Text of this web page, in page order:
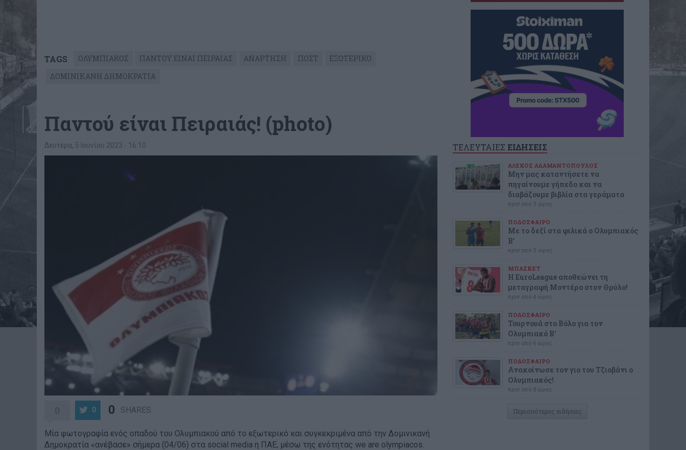
TAGS ΟΛΥΜΠΙΑΚΟΣ ΠΑΝΤΟΥ ΕΙΝΑΙ ΠΕΙΡΑΙΑΣ ΑΝΑΡΤΗΣΗ ΠΟΣΤ
ΕΞΩΤΕΡΙΚΟ
ΔΟΜΙΝΙΚΑΝΗ ΔΗΜΟΚΡΑΤΙΑ
Παντού είναι Πειραιάς! (photo)
Δευτέρα, 5 Ιουνίου 2023 - 16:10
0 SHARES
0
Μία φωτογραφία ενός οπαδού του Ολυμπιακού από το εξωτερικό και συγκεκριμένα από την Δομινικανή
Δημοκρατία «ανέβασε» σήμερα (04/06) στα social media η ΠΑΕ, μέσω της ενότητας we are olympiacos.
ΤΕΛΕΥΤΑΙΕΣ ΕΙΔΗΣΕΙΣ
ΑΛΕΚΟΣ ΑΔΑΜΑΝΤΟΠΟΥΛΟΣ
Μην μας καταντήσετε να
πηγαίνουμε γήπεδο και να
διαβάζουμε βιβλία στα γεράματα
πριν από 3 ώρες
ΠΟΔΟΣΦΑΙΡΟ
Με το δεξί στα φιλικά ο Ολυμπιακός
Β’
πριν από 3 ώρες
ΜΠΑΣΚΕΤ
Η EuroLeague αποθεώνει τη
μεταγραφή Μοντέρο στον Θρύλο!
πριν από 4 ώρες
ΠΟΔΟΣΦΑΙΡΟ
Τουρνουά στο Βόλο για τον
Ολυμπιακό Β'
πριν από 6 ώρες
ΠΟΔΟΣΦΑΙΡΟ
Ανακοίνωσε τον γιο του Τζιοβάνι ο
Ολυμπιακός!
πριν από 8 ώρες
Περισσότερες ειδήσεις